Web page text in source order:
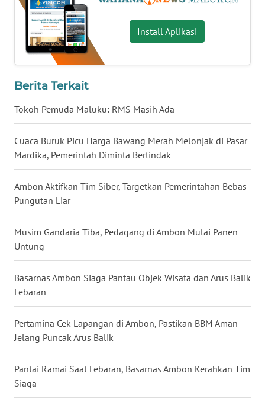
Install Aplikasi
Berita Terkait
Tokoh Pemuda Maluku: RMS Masih Ada
Cuaca Buruk Picu Harga Bawang Merah Melonjak di Pasar
Mardika, Pemerintah Diminta Bertindak
Ambon Aktifkan Tim Siber, Targetkan Pemerintahan Bebas
Pungutan Liar
Musim Gandaria Tiba, Pedagang di Ambon Mulai Panen
Untung
Basarnas Ambon Siaga Pantau Objek Wisata dan Arus Balik
Lebaran
Pertamina Cek Lapangan di Ambon, Pastikan BBM Aman
Jelang Puncak Arus Balik
Pantai Ramai Saat Lebaran, Basarnas Ambon Kerahkan Tim
Siaga
SUMSEL
WN
BENGKULU
WN
WN
JATENG
WN
NUSANTARA
WN
JOGJA
WN